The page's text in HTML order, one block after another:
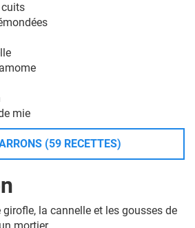
mie
(59 RECETTES)
girofle, la cannelle et les gousses de